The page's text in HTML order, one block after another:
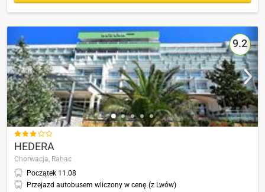
9.2

HEDERA
Chorwacja, Rabac
Początek 11.08
Przejazd autobusem wliczony w cenę (z Lwów)